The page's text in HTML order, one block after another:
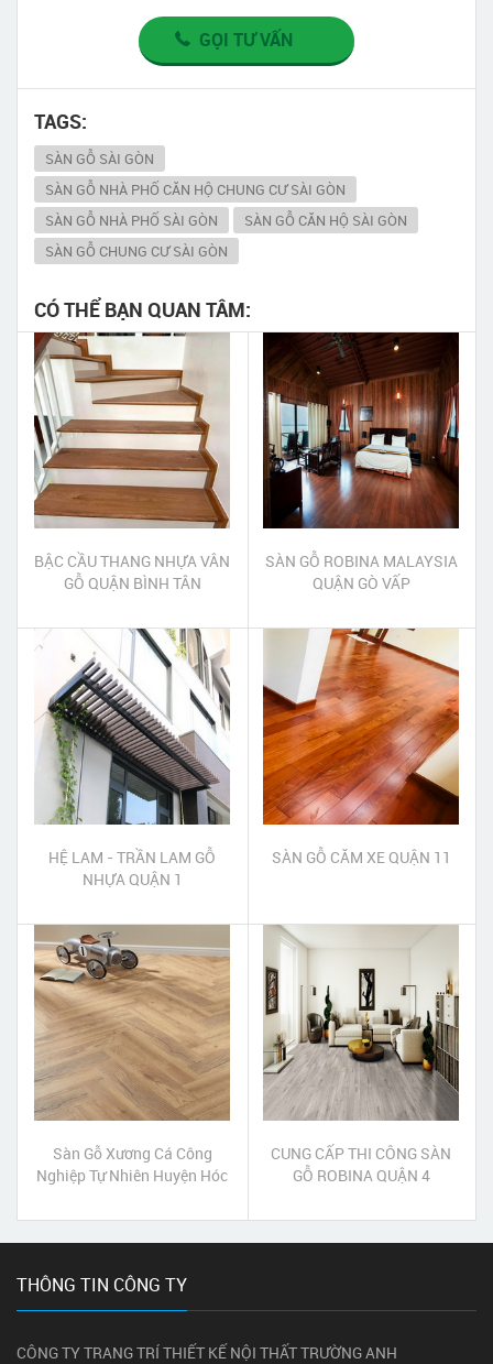
GỌI TƯ VẤN
TAGS:
SÀN GỖ SÀI GÒN
SÀN GỖ NHÀ PHỐ CĂN HỘ CHUNG CƯ SÀI GÒN
SÀN GỖ NHÀ PHỐ SÀI GÒN
SÀN GỖ CĂN HỘ SÀI GÒN
SÀN GỖ CHUNG CƯ SÀI GÒN
CÓ THỂ BẠN QUAN TÂM:
BẬC CẦU THANG NHỰA VÂN
GỖ QUẬN BÌNH TÂN
SÀN GỖ ROBINA MALAYSIA
QUẬN GÒ VẤP
HỆ LAM - TRẦN LAM GỖ
NHỰA QUẬN 1
SÀN GỖ CĂM XE QUẬN 11
Sàn Gỗ Xương Cá Công
Nghiệp Tự Nhiên Huyện Hóc
CUNG CẤP THI CÔNG SÀN
GỖ ROBINA QUẬN 4
THÔNG TIN CÔNG TY
CÔNG TY TRANG TRÍ THIẾT KẾ NỘI THẤT TRƯỜNG ANH